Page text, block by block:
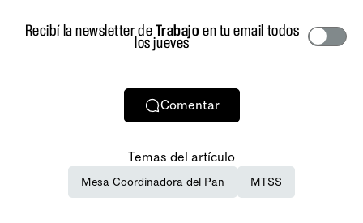
Recibí la newsletter deTrabajo en tu email todos
los jueves
Comentar
Temas del artículo
Mesa Coordinadora del Pan MTSS